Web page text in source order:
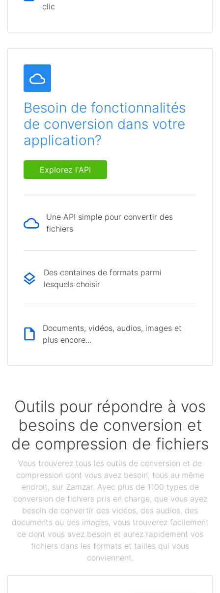
clic
Besoin de fonctionnalités
de conversion dans votre
application?
Explorez l'API
Une API simple pour convertir des
fichiers
Des centaines de formats parmi
lesquels choisir
Documents, vidéos, audios, images et
plus encore...
Outils pour répondre à vos
besoins de conversion et
de compression de fichiers
Vous trouverez tous les outils de conversion et de
compression dont vous avez besoin, tous au même
endroit, sur Zamzar. Avec plus de 1100 types de
conversion de fichiers pris en charge, que vous ayez
besoin de convertir des vidéos, des audios, des
documents ou des images, vous trouverez facilement
ce dont vous avez besoin et aurez rapidement vos
fichiers dans les formats et tailles qui vous
conviennent.